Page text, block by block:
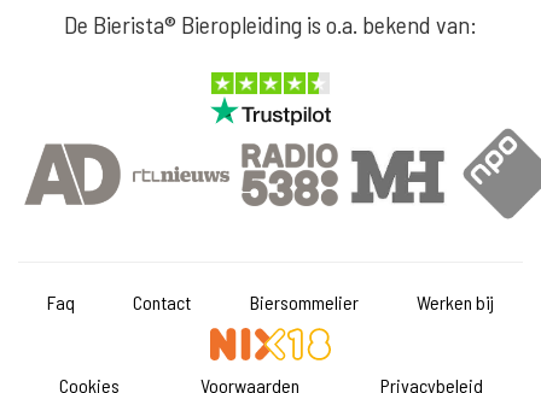
De Bierista® Bieropleiding is o.a. bekend van:
Faq Contact Biersommelier Werken bij
Cookies Voorwaarden Privacybeleid